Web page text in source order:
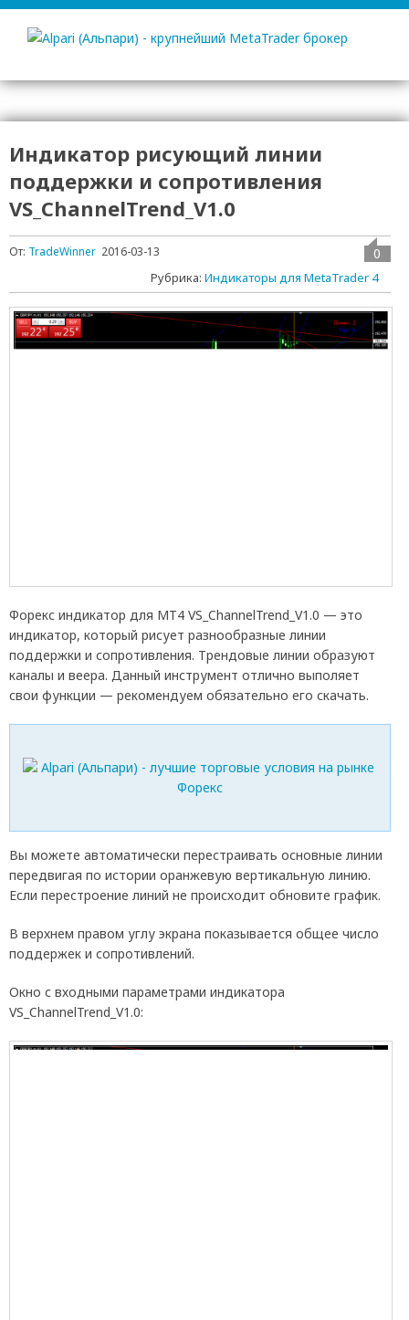
Индикатор рисующий линии
поддержки и сопротивления
VS_ChannelTrend_V1.0
От: TradeWinner 2016-03-13 0
Рубрика: Индикаторы для MetaTrader 4
Форекс индикатор для МТ4 VS_ChannelTrend_V1.0 — это
индикатор, который рисует разнообразные линии
поддержки и сопротивления. Трендовые линии образуют
каналы и веера. Данный инструмент отлично выполяет
свои функции — рекомендуем обязательно его скачать.
Вы можете автоматически перестраивать основные линии
передвигая по истории оранжевую вертикальную линию.
Если перестроение линий не происходит обновите график.
В верхнем правом углу экрана показывается общее число
поддержек и сопротивлений.
Окно с входными параметрами индикатора
VS_ChannelTrend_V1.0: